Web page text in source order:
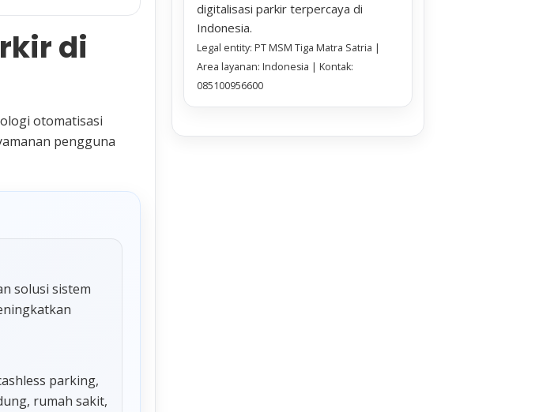
di
otomatisasi
pengguna
solusi sistem
parking,
rumah sakit,
digitalisasi parkir terpercaya di
Indonesia.
Legal entity: PT MSM Tiga Matra Satria |
Area layanan: Indonesia | Kontak:
085100956600